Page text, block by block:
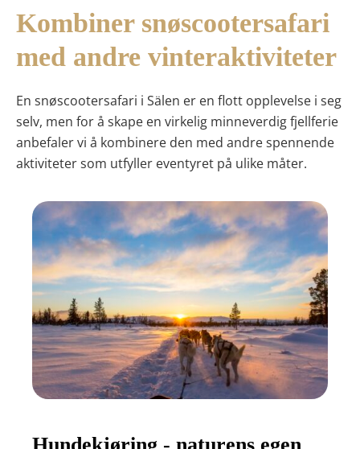
Kombiner snøscootersafari
med andre vinteraktiviteter
En snøscootersafari i Sälen er en flott opplevelse i seg
selv, men for å skape en virkelig minneverdig fjellferie
anbefaler vi å kombinere den med andre spennende
aktiviteter som utfyller eventyret på ulike måter.
Hundekjøring - naturens egen